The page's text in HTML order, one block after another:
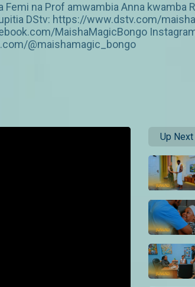
na Prof amwambia Anna kwamba
DStv: https://www.dstv.com/
MaishaMagicBongo
@maishamagic_bongo
Up Next